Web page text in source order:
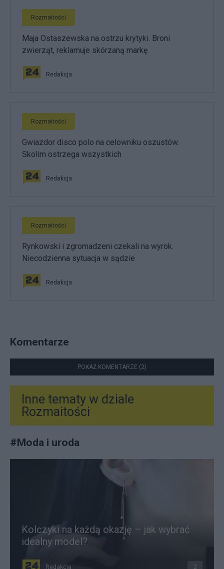
Rozmaitości
Maja Ostaszewska na ostrzu krytyki. Broni
zwierząt, reklamuje skórzaną markę
Redakcja
Rozmaitości
Gwiazdor disco polo na celowniku oszustów.
Skolim ostrzega wszystkich
Redakcja
Rozmaitości
Rynkowski i zgromadzeni czekali na wyrok.
Niecodzienna sytuacja w sądzie
Redakcja
Komentarze
POKAŻ KOMENTARZE (2)
Inne tematy w dziale
Rozmaitości
#Moda i uroda
Kolczyki na każdą okazję – jak wybrać
idealny model?
Redakcja 2